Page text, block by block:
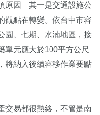
原因，其一是交通設施公
觀點在轉變。依台中市容
園、七期、水湳地區，接
單元應大於100平方公尺
將納入後續容移作業要點
交易都很熱絡，不管是南